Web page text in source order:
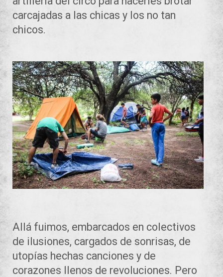
carcajadas a las chicas y los no tan
chicos.
Allá fuimos, embarcados en colectivos
de ilusiones, cargados de sonrisas, de
utopías hechas canciones y de
corazones llenos de revoluciones. Pero